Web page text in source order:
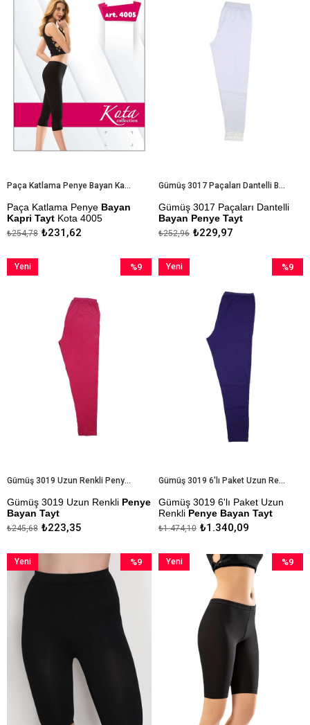
Paça Katlama Penye Bayan Kapri Tayt Kota 4005
Paça Katlama Penye Bayan
Kapri Tayt Kota 4005
M - L - XL - Battal Bedenler
Kapıda Ödeme Seçeneği
₺231,62
₺254,78
%9İndirim
Gümüş 3017 Paçaları Dantelli Bayan Penye Tayt
Gümüş 3017 Paçaları Dantelli
Bayan Penye Tayt
Kapıda Ödeme Seçeneği
₺229,97
₺252,96
Gümüş 3019 Uzun Renkli Penye Bayan Tayt
Gümüş 3019 Uzun Renkli Penye
Bayan Tayt
Kapıda Ödeme Seçeneği
₺223,35
₺245,68
%9
Yeni
Gümüş 3019 6'lı Paket Uzun Renkli Penye Bayan Tayt
Gümüş 3019 6'lı Paket Uzun
Renkli Penye Bayan Tayt
Kapıda Ödeme Seçeneği
₺1.340,09
₺1.474,10
%9
Yeni
%9
Yeni
Ürün
%9
Yeni